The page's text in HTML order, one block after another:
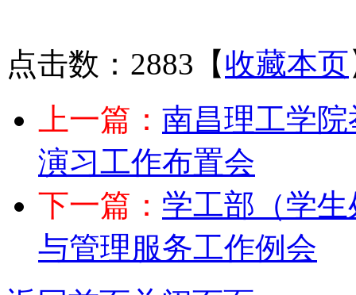
点击数：2883 【收藏本页
上一篇： 南昌理工学
演习工作布置会
下一篇： 学工部（学
与管理服务工作例会